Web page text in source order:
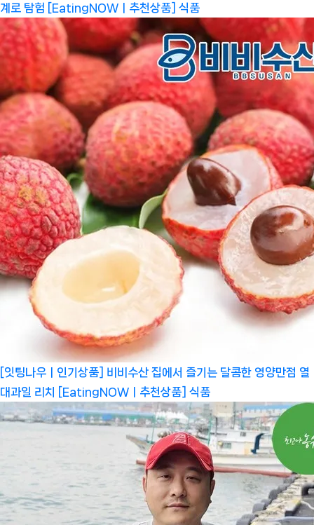
계로 탐험 [EatingNOWㅣ추천상품] 식품
[잇팅나우ㅣ인기상품] 비비수산 집에서 즐기는 달콤한 영양만점 열
대과일 리치 [EatingNOWㅣ추천상품] 식품